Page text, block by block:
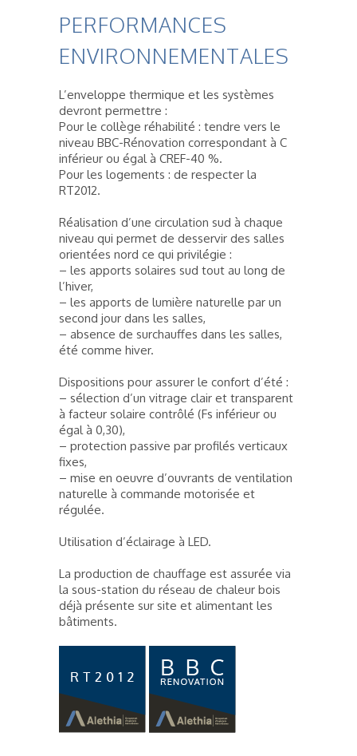
PERFORMANCES
ENVIRONNEMENTALES
L’enveloppe thermique et les systèmes
devront permettre :
Pour le collège réhabilité : tendre vers le
niveau BBC-Rénovation correspondant à C
inférieur ou égal à CREF-40 %.
Pour les logements : de respecter la
RT2012.
Réalisation d’une circulation sud à chaque
niveau qui permet de desservir des salles
orientées nord ce qui privilégie :
– les apports solaires sud tout au long de
l’hiver,
– les apports de lumière naturelle par un
second jour dans les salles,
– absence de surchauffes dans les salles,
été comme hiver.
Dispositions pour assurer le confort d’été :
– sélection d’un vitrage clair et transparent
à facteur solaire contrôlé (Fs inférieur ou
égal à 0,30),
– protection passive par profilés verticaux
fixes,
– mise en oeuvre d’ouvrants de ventilation
naturelle à commande motorisée et
régulée.
Utilisation d’éclairage à LED.
La production de chauffage est assurée via
la sous-station du réseau de chaleur bois
déjà présente sur site et alimentant les
bâtiments.